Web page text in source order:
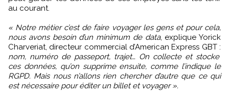
au courant.
« Notre métier c’est de faire voyager les gens et pour cela,
nous avons besoin d’un minimum de data, explique Yorick
Charveriat, directeur commercial d’American Express GBT :
nom, numéro de passeport, trajet… On collecte et stocke
ces données, qu’on supprime ensuite, comme l’indique le
RGPD. Mais nous n’allons rien chercher d’autre que ce qui
est nécessaire pour éditer un billet et voyager ».